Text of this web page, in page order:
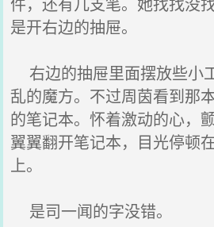
是开右边的抽屉。
右边的抽屉里面摆放些小
乱的魔方。不过周茵看到那
的笔记本。怀着激动的心，
翼翼翻开笔记本，目光停顿
上。
是司一闻的字没错。